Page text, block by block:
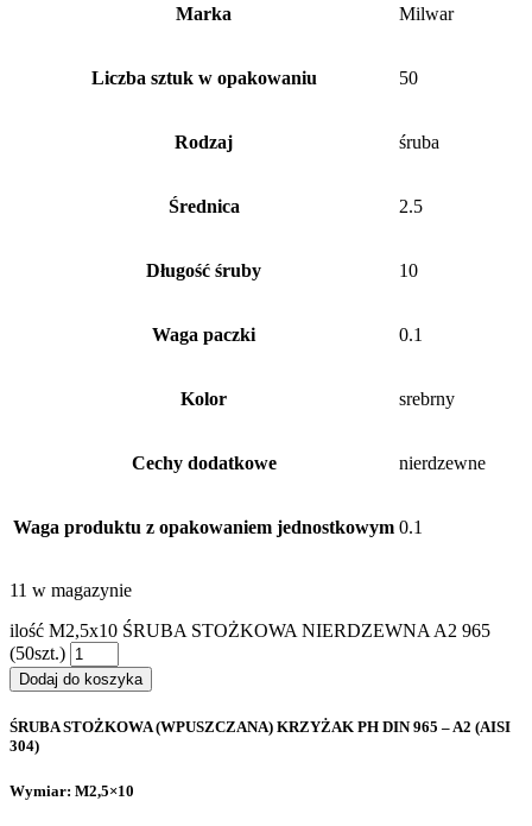
Marka Milwar
Liczba sztuk w opakowaniu 50
Rodzaj śruba
Średnica 2.5
Długość śruby 10
Waga paczki 0.1
Kolor srebrny
Cechy dodatkowe nierdzewne
Waga produktu z opakowaniem jednostkowym 0.1
11 w magazynie
ilość M2,5x10 ŚRUBA STOŻKOWA NIERDZEWNA A2 965
(50szt.)
Dodaj do koszyka
ŚRUBA STOŻKOWA (WPUSZCZANA) KRZYŻAK PH DIN 965 – A2 (AISI
304)
Wymiar: M2,5×10